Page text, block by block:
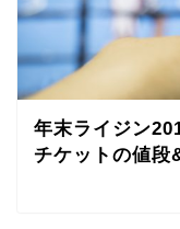
年末ライジン
チケットの値段